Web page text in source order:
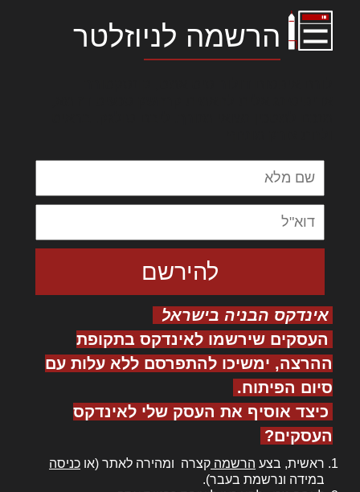
הרשמה לניוזלטר
אינדקס הבניה בישראל
העסקים שירשמו לאינדקס בתקופת
ההרצה, ימשיכו להתפרסם ללא עלות עם
סיום הפיתוח.
כיצד אוסיף את העסק שלי לאינדקס
העסקים?
ראשית, בצע הרשמה קצרה ומהירה לאתר (או כניסה
במידה ונרשמת בעבר).